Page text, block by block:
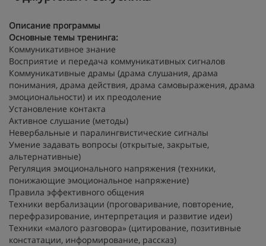
Описание программы
Основные темы тренинга:
Коммуникативное знание
Восприятие и передача коммуникативных сигналов
Коммуникативные драмы (драма слушания, драма
понимания, драма действия, драма самовыражения, драма
эмоциональности) и их преодоление
Установление контакта
Активное слушание (методы)
Невербальные и паралингвистические сигналы
Умение задавать вопросы (открытые, закрытые,
альтернативные)
Регуляция эмоционального напряжения (техники,
понижающие эмоциональное напряжение)
Правила эффективного общения
Техники вербализации (проговаривание, повторение,
перефразирование, интерпретация и развитие идеи)
Техники «малого разговора» (цитирование, позитивные
констатации, информирование, рассказ)